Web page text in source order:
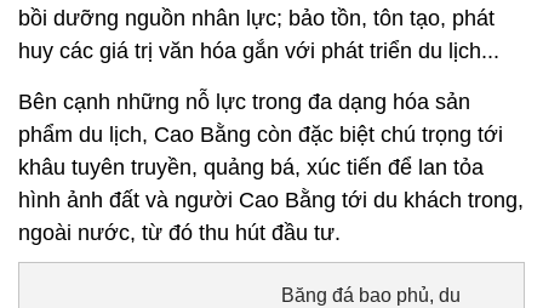
bồi dưỡng nguồn nhân lực; bảo tồn, tôn tạo, phát
huy các giá trị văn hóa gắn với phát triển du lịch...
Bên cạnh những nỗ lực trong đa dạng hóa sản
phẩm du lịch, Cao Bằng còn đặc biệt chú trọng tới
khâu tuyên truyền, quảng bá, xúc tiến để lan tỏa
hình ảnh đất và người Cao Bằng tới du khách trong,
ngoài nước, từ đó thu hút đầu tư.
Băng đá bao phủ, du